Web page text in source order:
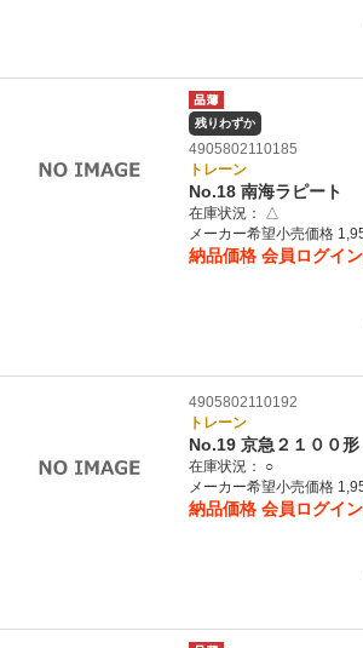
残りわずか
4905802110185
トレーン
No.18 南海ラピート
在庫状況：
△
メーカー希望小売価格
納品価格 会員ログイ
4905802110192
トレーン
No.19 京急２１００形
在庫状況：
○
メーカー希望小売価格
納品価格 会員ログイ